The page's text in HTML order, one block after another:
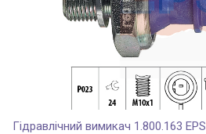
Гідравлічний вимикач 1.800.163 EPS